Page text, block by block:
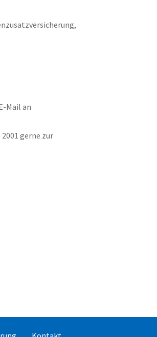
Mail an
gerne zur